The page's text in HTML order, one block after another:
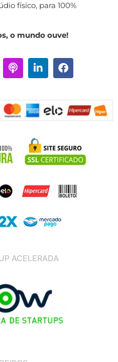
físico, para 100%
o mundo ouve!
ACELERADA